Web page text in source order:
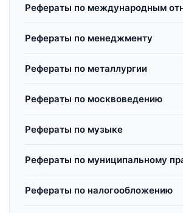
Рефераты по международным
Рефераты по менеджменту
Рефераты по металлургии
Рефераты по москвоведению
Рефераты по музыке
Рефераты по муниципальному
Рефераты по налогообложению